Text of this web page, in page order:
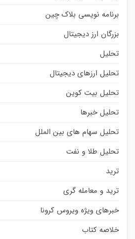
برنامه نویسی بلاک چین
بزرگان ارز دیجیتال
تحلیل
تحلیل ارزهای دیجیتال
تحلیل بیت کوین
تحلیل خبرها
تحلیل سهام های بین الملل
تحلیل طلا و نفت
ترید
ترید و معامله گری
خبرهای ویژه ویروس کرونا
خلاصه کتاب